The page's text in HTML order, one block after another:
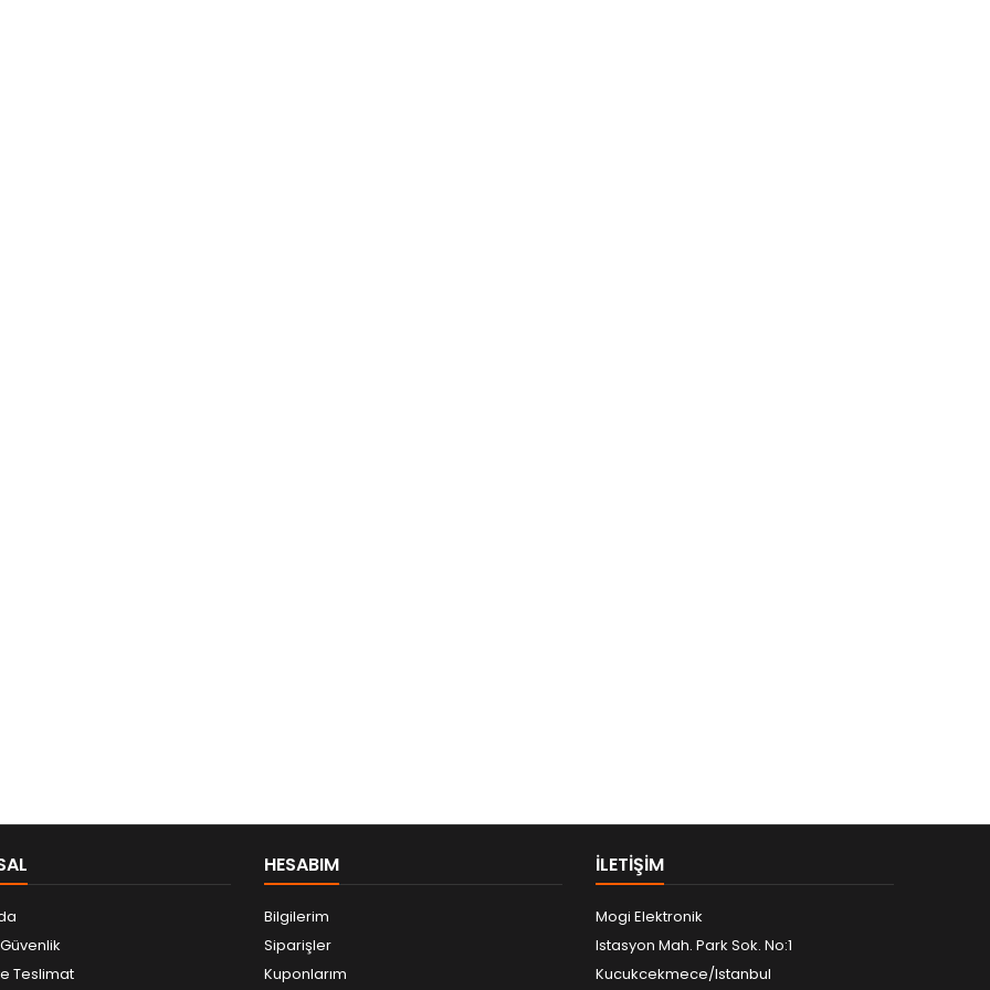
Teslimat
HESABIM
Bilgilerim
Siparişler
Kuponlarım
ILETIŞIM
Mogi Elektronik
Istasyon Mah. Park Sok. No:1
Kucukcekmece/Istanbul